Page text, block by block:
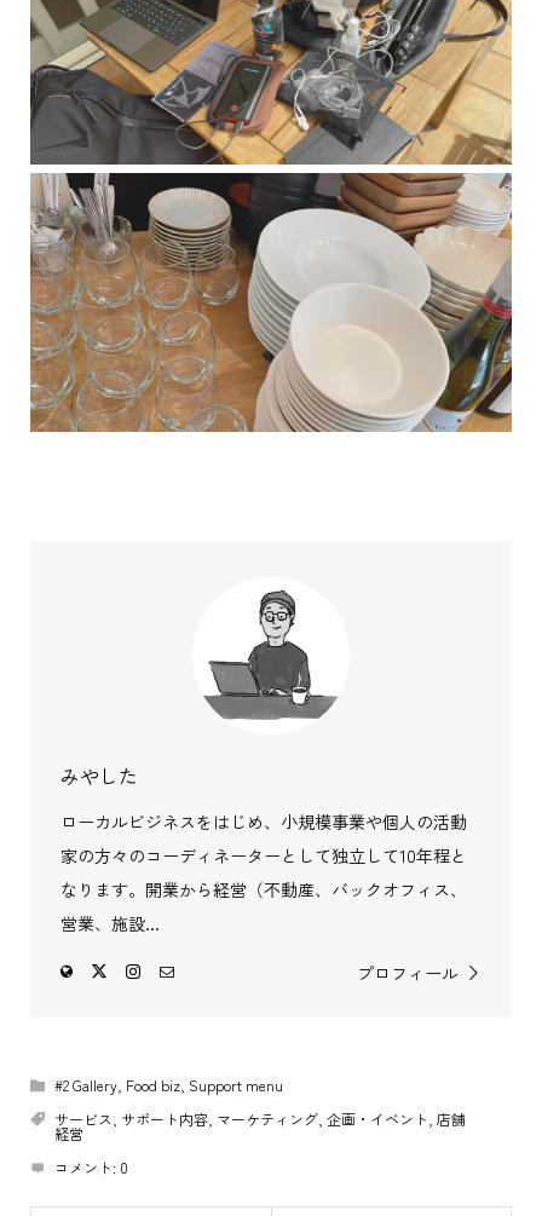
みやした
ローカルビジネスをはじめ、小規模事業や個人の活動
家の方々のコーディネーターとして独立して10年程と
なります。開業から経営（不動産、バックオフィス、
営業、施設...
プロフィール
#2 Gallery, Food biz, Support menu
サービス サポート内容, マーケティング, 企画・イベント 店舗
経営
コメント: 0